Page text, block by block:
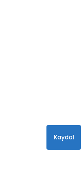
Kaydol